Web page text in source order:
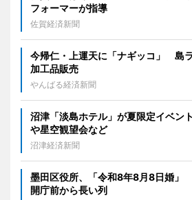
フォーマーが指導
佐賀経済新聞
今帰仁・上運天に「ナギッコ」 島
加工品販売
やんばる経済新聞
沼津「淡島ホテル」が夏限定イベ
や星空観望会など
沼津経済新聞
墨田区役所、「令和8年8月8日婚」
開庁前から長い列